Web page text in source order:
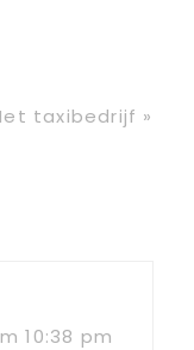
taxibedrijf »
10:38 pm